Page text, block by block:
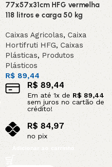
77x57x31cm HFG vermelha
118 litros e carga 50 kg
Caixas Agricolas,Caixa
Hortifruti HFG,Caixas
Plásticas, Produtos
Plásticos
R$89,44
R$ 89,44
Em até1x deR$ 89,44
sem juros no cartão de
crédito!
R$84,97
no pix
Adicionar ao carrinho